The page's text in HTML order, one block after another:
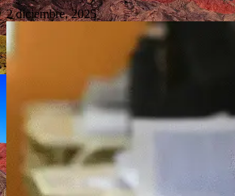
2 diciembre, 2025